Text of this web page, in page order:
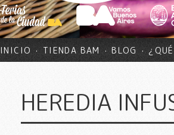
INICIO TIENDA BAM BLOG
HEREDIA